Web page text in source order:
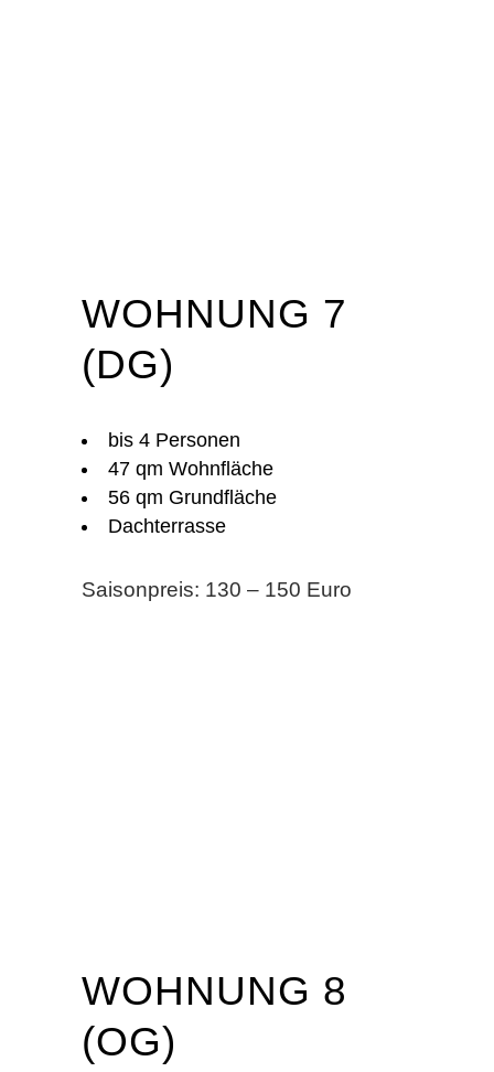
WOHNUNG 7
(DG)
bis 4 Personen
47 qm Wohnfläche
56 qm Grundfläche
Dachterrasse
Saisonpreis: 130 – 150 Euro
WOHNUNG 8
(OG)